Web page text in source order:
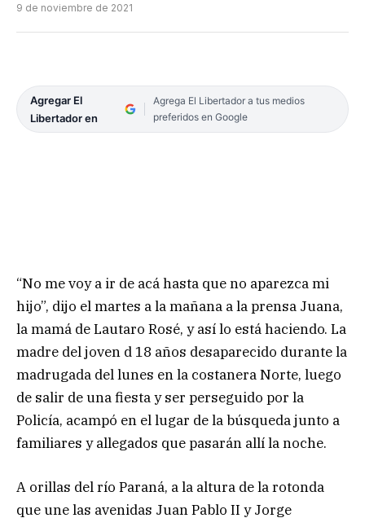
9 de noviembre de 2021
Agregar El
Libertador en
Agrega El Libertador a tus medios
preferidos en Google
“No me voy a ir de acá hasta que no aparezca mi
hijo”, dijo el martes a la mañana a la prensa Juana,
la mamá de Lautaro Rosé, y así lo está haciendo. La
madre del joven d 18 años desaparecido durante la
madrugada del lunes en la costanera Norte, luego
de salir de una fiesta y ser perseguido por la
Policía, acampó en el lugar de la búsqueda junto a
familiares y allegados que pasarán allí la noche.
A orillas del río Paraná, a la altura de la rotonda
que une las avenidas Juan Pablo II y Jorge